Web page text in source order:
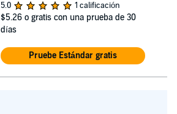
5.0
1 calificación
$5.26 o gratis con una prueba de 30
días
Pruebe Estándar gratis